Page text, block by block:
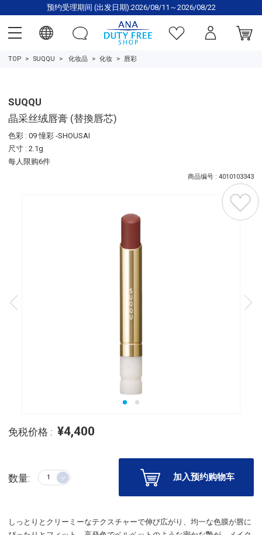
预约受理期间 (出发日期):2026/08/11～2026/08/22
TOP SUQQU 化妆品 化妆 唇彩
SUQQU
晶采丝绒唇膏 (替換唇芯)
色彩 : 09 憧彩 -SHOUSAI
尺寸 : 2.1g
每人限购6件
商品编号 : 4010103343
免税价格 : ¥4,400
数量: 加入预约购物车
しっとりとクリーミーなテクスチャーで伸び広がり、均一な色膜が唇に